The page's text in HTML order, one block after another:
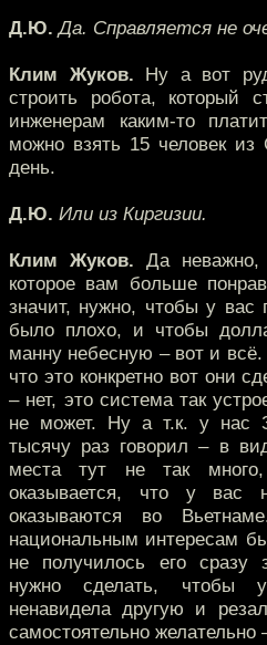
Д.Ю. Да. Справляется не
Клим Жуков. Ну а вот
строить робота, который
инженерам каким-то
можно взять 15 человек
день.
Д.Ю. Или из Киргизии.
Клим Жуков. Да неважно,
которое вам больше
значит, нужно, чтобы у вас
было плохо, и чтобы
манну небесную – вот и
что это конкретно вот они
– нет, это система так
не может. Ну а т.к. у нас
тысячу раз говорил – в
места тут не так
оказывается, что у вас
оказываются во
национальным интересам
не получилось его сразу
нужно сделать, чтобы
ненавидела другую и
самостоятельно желательно